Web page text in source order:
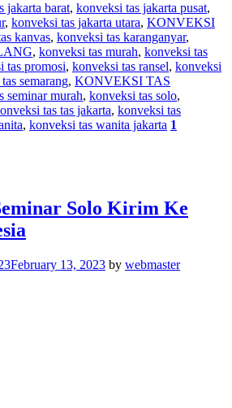
jakarta barat, konveksi tas jakarta pusat,
, konveksi tas jakarta utara, KONVEKSI
kanvas, konveksi tas karanganyar,
, konveksi tas murah, konveksi tas
tas promosi, konveksi tas ransel, konveksi
semarang, KONVEKSI TAS
seminar murah, konveksi tas solo,
tas tas jakarta, konveksi tas
, konveksi tas wanita jakarta 1
Solo Kirim Ke
February 13, 2023 by webmaster